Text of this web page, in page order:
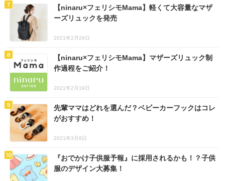
【ninaru×フェリシモMama】軽くて大容量なマザ
ーズリュックを発売
2021年2月26日
【ninaru×フェリシモMama】マザーズリュック制
作過程をご紹介！
2021年2月19日
先輩ママはどれを選んだ？ベビーカーフックはコレ
がおすすめ！
2021年3月8日
『おでかけ子供服予報』に採用されるかも！？子供
服のデザイン大募集！